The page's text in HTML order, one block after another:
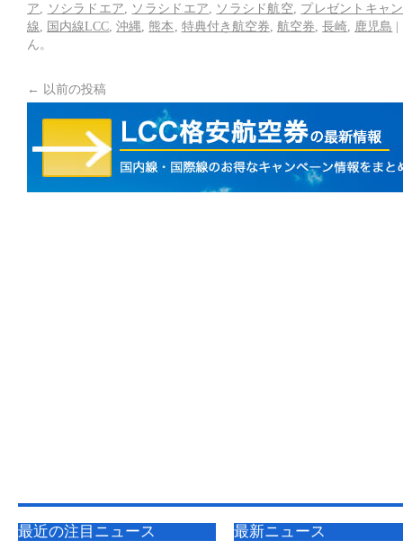
ア ソシラドエア ソラシドエア ソラシド航空
プレゼントキャ
線
国内線LCC ,沖縄 熊本 特典付き航空券 航空券 ,長崎 鹿児島 |
ん。
← 以前の投稿
最近の注目ニュース 最新ニュース